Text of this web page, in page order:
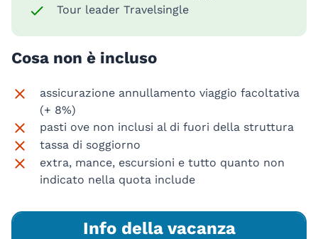
Tour leader Travelsingle
Cosa non è incluso
assicurazione annullamento viaggio facoltativa
(+ 8%)
pasti ove non inclusi al di fuori della struttura
tassa di soggiorno
extra, mance, escursioni e tutto quanto non
indicato nella quota include
Info della vacanza